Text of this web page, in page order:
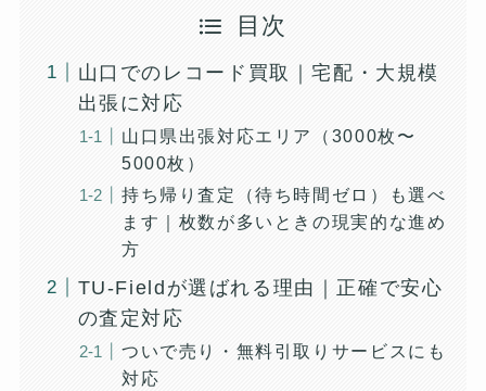
目次
山口でのレコード買取｜宅配・大規模
出張に対応
山口県出張対応エリア（3000枚〜
5000枚）
持ち帰り査定（待ち時間ゼロ）も選べ
ます｜枚数が多いときの現実的な進め
方
TU-Fieldが選ばれる理由｜正確で安心
の査定対応
ついで売り・無料引取りサービスにも
対応